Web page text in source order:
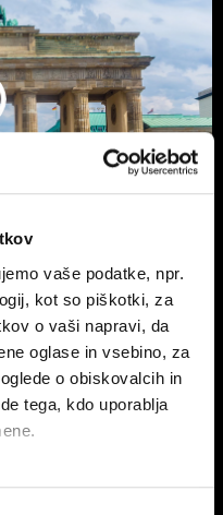
vaše podatke, npr.
kot so piškotki, za
o vaši napravi, da
oglase in vsebino, za
o obiskovalcih in
tega, kdo uporablja
zmago
prepreči le
in Mecklenburg-
ki bodo podale oceno